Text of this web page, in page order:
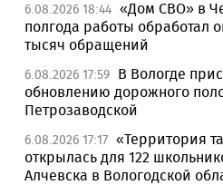
6.08.2026 18:44 «Дом СВО» в
полгода работы обработал
тысяч обращений
6.08.2026 17:59 В Вологде
обновлению дорожного
Петрозаводской
6.08.2026 17:17 «Территория
открылась для 122
Алчевска в Вологодской